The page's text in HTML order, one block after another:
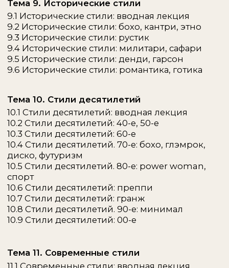
1. С коучем « Как перестать бояться и
начать практиковать?»
часть 2
Тема 1. Рынок стилистов: особенности
работы, какие бывают ниши и как их
совмещать
Тема 2. Личный почерк стилиста: стиль и
контент
Тема 3. Услуги и продуктовая линейка.
Ценообразование
работы
Тема 5. Шоппинг-сопровождение
и организация работы
Тема 6. Коммуникация с клиентом: кодекс
стилиста и сложные кейсы
Тема 7. Психологический портрет клиента
Тема 8. Честный разговор с
практикующими стилистами: как
начинали и что важно в профессии